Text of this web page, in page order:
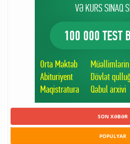
SON XƏBƏR
POPULYAR